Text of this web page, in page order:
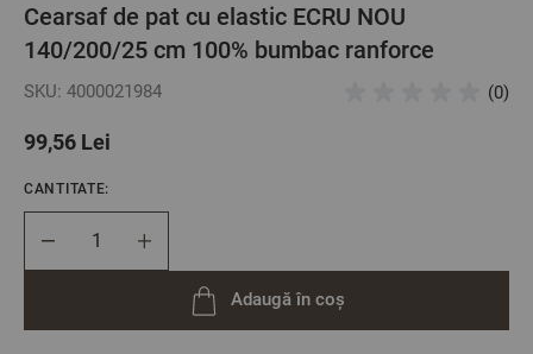
Cearsaf de pat cu elastic ECRU NOU
140/200/25 cm 100% bumbac ranforce
SKU: 4000021984 (0)
99,56 Lei
CANTITATE:
Adaugă în coș